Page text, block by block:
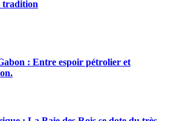
tradition
: Entre espoir pétrolier et